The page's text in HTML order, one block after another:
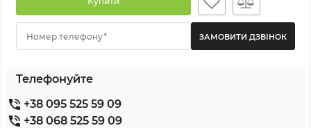
Номер телефону*
Телефонуйте
+38 095 525 59 09
+38 068 525 59 09